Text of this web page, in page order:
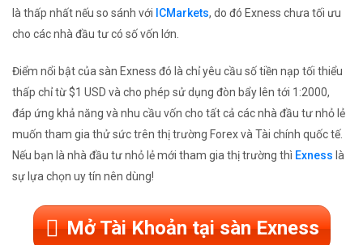
là thấp nhất nếu so sánh với ICMarkets, do đó Exness chưa tối ưu
cho các nhà đầu tư có số vốn lớn.
Điểm nổi bật của sàn Exness đó là chỉ yêu cầu số tiền nạp tối thiểu
thấp chỉ từ $1 USD và cho phép sử dụng đòn bẩy lên tới 1:2000,
đáp ứng khả năng và nhu cầu vốn cho tất cả các nhà đầu tư nhỏ lẻ
muốn tham gia thử sức trên thị trường Forex và Tài chính quốc tế.
Nếu bạn là nhà đầu tư nhỏ lẻ mới tham gia thị trường thì Exness là
sự lựa chọn uy tín nên dùng!
Mở Tài Khoản tại sàn Exness